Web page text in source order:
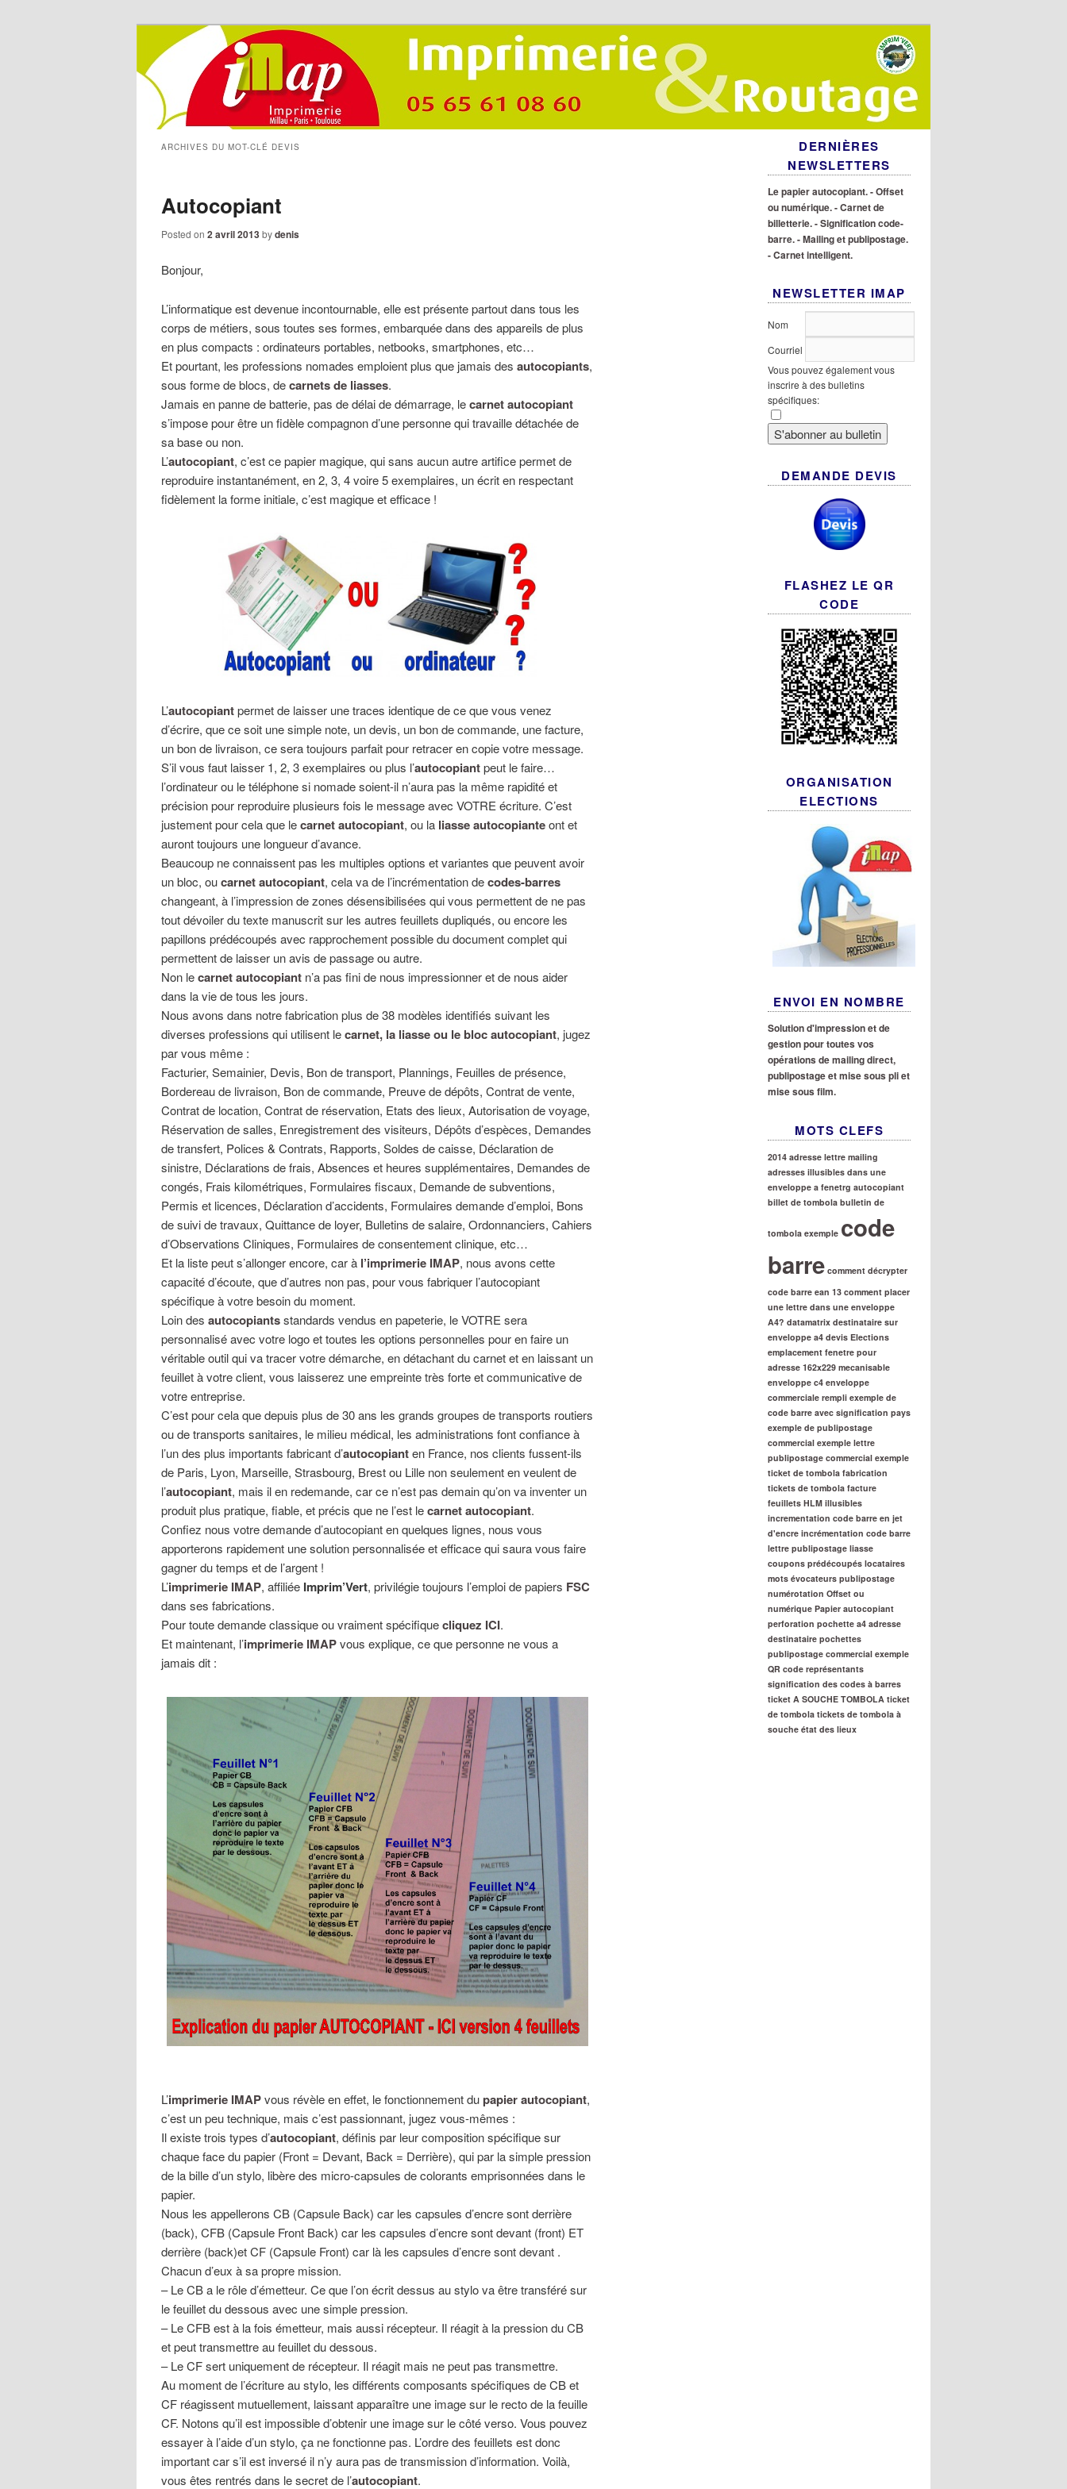
ARCHIVES DU MOT-CLÉ DEVIS
Autocopiant
Posted on2 avril 2013bydenis
Bonjour,
L’informatique est devenue incontournable, elle est présente partout dans tous les
corps de métiers, sous toutes ses formes, embarquée dans des appareils de plus
en plus compacts : ordinateurs portables, netbooks, smartphones, etc…
Et pourtant, les professions nomades emploient plus que jamais desautocopiants,
sous forme de blocs, decarnets de liasses.
Jamais en panne de batterie, pas de délai de démarrage, lecarnet autocopiant
s’impose pour être un fidèle compagnon d’une personne qui travaille détachée de
sa base ou non.
L’autocopiant, c’est ce papier magique, qui sans aucun autre artifice permet de
reproduire instantanément, en 2, 3, 4 voire 5 exemplaires, un écrit en respectant
fidèlement la forme initiale, c’est magique et efficace !
L’autocopiantpermet de laisser une traces identique de ce que vous venez
d’écrire, que ce soit une simple note, un devis, un bon de commande, une facture,
un bon de livraison, ce sera toujours parfait pour retracer en copie votre message.
S’il vous faut laisser 1, 2, 3 exemplaires ou plus l’autocopiantpeut le faire…
l’ordinateur ou le téléphone si nomade soient-il n’aura pas la même rapidité et
précision pour reproduire plusieurs fois le message avec VOTRE écriture. C’est
justement pour cela que lecarnet autocopiant, ou la liasse autocopianteont et
auront toujours une longueur d’avance.
Beaucoup ne connaissent pas les multiples options et variantes que peuvent avoir
un bloc, oucarnet autocopiant, cela va de l’incrémentation decodes-barres
changeant, à l’impression de zones désensibilisées qui vous permettent de ne pas
tout dévoiler du texte manuscrit sur les autres feuillets dupliqués, ou encore les
papillons prédécoupés avec rapprochement possible du document complet qui
permettent de laisser un avis de passage ou autre.
Non lecarnet autocopiant n’a pas fini de nous impressionner et de nous aider
dans la vie de tous les jours.
Nous avons dans notre fabrication plus de 38 modèles identifiés suivant les
diverses professions qui utilisent lecarnet, la liasse ou le bloc autocopiant, jugez
par vous même :
Facturier, Semainier, Devis, Bon de transport, Plannings, Feuilles de présence,
Bordereau de livraison, Bon de commande, Preuve de dépôts, Contrat de vente,
Contrat de location, Contrat de réservation, Etats des lieux, Autorisation de voyage,
Réservation de salles, Enregistrement des visiteurs, Dépôts d’espèces, Demandes
de transfert, Polices & Contrats, Rapports, Soldes de caisse, Déclaration de
sinistre, Déclarations de frais, Absences et heures supplémentaires, Demandes de
congés, Frais kilométriques, Formulaires fiscaux, Demande de subventions,
Permis et licences, Déclaration d’accidents, Formulaires demande d’emploi, Bons
de suivi de travaux, Quittance de loyer, Bulletins de salaire, Ordonnanciers, Cahiers
d’Observations Cliniques, Formulaires de consentement clinique, etc…
Et la liste peut s’allonger encore, car à l’imprimerie IMAP, nous avons cette
capacité d’écoute, que d’autres non pas, pour vous fabriquer l’autocopiant
spécifique à votre besoin du moment.
Loin desautocopiantsstandards vendus en papeterie, le VOTRE sera
personnalisé avec votre logo et toutes les options personnelles pour en faire un
véritable outil qui va tracer votre démarche, en détachant du carnet et en laissant un
feuillet à votre client, vous laisserez une empreinte très forte et communicative de
votre entreprise.
C’est pour cela que depuis plus de 30 ans les grands groupes de transports routiers
ou de transports sanitaires, le milieu médical, les administrations font confiance à
l’un des plus importants fabricant d’autocopianten France, nos clients fussent-ils
de Paris, Lyon, Marseille, Strasbourg, Brest ou Lille non seulement en veulent de
l’autocopiant, mais il en redemande, car ce n’est pas demain qu’on va inventer un
produit plus pratique, fiable, et précis que ne l’est lecarnet autocopiant.
Confiez nous votre demande d’autocopiant en quelques lignes, nous vous
apporterons rapidement une solution personnalisée et efficace qui saura vous faire
gagner du temps et de l’argent !
L’imprimerie IMAP, affiliée Imprim’Vert, privilégie toujours l’emploi de papiers FSC
dans ses fabrications.
Pour toute demande classique ou vraiment spécifiquecliquez ICI.
Et maintenant, l’imprimerie IMAPvous explique, ce que personne ne vous a
jamais dit :
L’imprimerie IMAPvous révèle en effet, le fonctionnement dupapier autocopiant,
c’est un peu technique, mais c’est passionnant, jugez vous-mêmes :
Il existe trois types d’autocopiant, définis par leur composition spécifique sur
chaque face du papier (Front = Devant, Back = Derrière), qui par la simple pression
de la bille d’un stylo, libère des micro-capsules de colorants emprisonnées dans le
papier.
Nous les appellerons CB (Capsule Back) car les capsules d’encre sont derrière
(back), CFB (Capsule Front Back) car les capsules d’encre sont devant (front) ET
derrière (back)et CF (Capsule Front) car là les capsules d’encre sont devant .
Chacun d’eux à sa propre mission.
– Le CB a le rôle d’émetteur. Ce que l’on écrit dessus au stylo va être transféré sur
le feuillet du dessous avec une simple pression.
– Le CFB est à la fois émetteur, mais aussi récepteur. Il réagit à la pression du CB
et peut transmettre au feuillet du dessous.
– Le CF sert uniquement de récepteur. Il réagit mais ne peut pas transmettre.
Au moment de l’écriture au stylo, les différents composants spécifiques de CB et
CF réagissent mutuellement, laissant apparaître une image sur le recto de la feuille
CF. Notons qu’il est impossible d’obtenir une image sur le côté verso. Vous pouvez
essayer à l’aide d’un stylo, ça ne fonctionne pas. L’ordre des feuillets est donc
important car s’il est inversé il n’y aura pas de transmission d’information. Voilà,
vous êtes rentrés dans le secret de l’autocopiant.
DERNIÈRES
NEWSLETTERS
Le papier autocopiant.- Offset
ou numérique.- Carnet de
billetterie.- Signification code-
barre.- Mailing et publipostage.
- Carnet intelligent.
NEWSLETTER IMAP
Nom
Courriel
Vous pouvez également vous
inscrire à des bulletins
spécifiques:
DEMANDE DEVIS
FLASHEZ LE QR
CODE
ORGANISATION
ELECTIONS
ENVOI EN NOMBRE
Solution d'impression et de
gestion pour toutes vos
opérations de mailing direct,
publipostage et mise sous pli et
mise sous film.
MOTS CLEFS
2014 adresse lettre mailing
adresses illusibles dans une
enveloppe a fenetrg autocopiant
billet de tombola bulletin de
tombola exemple code
barre comment décrypter
code barre ean 13 comment placer
une lettre dans une enveloppe
A4? datamatrix destinataire sur
enveloppe a4 devis Elections
emplacement fenetre pour
adresse 162x229 mecanisable
enveloppe c4 enveloppe
commerciale rempli exemple de
code barre avec signification pays
exemple de publipostage
commercial exemple lettre
publipostage commercial exemple
ticket de tombola fabrication
tickets de tombola facture
feuillets HLM illusibles
incrementation code barre en jet
d'encre incrémentation code barre
lettre publipostage liasse
coupons prédécoupés locataires
mots évocateurs publipostage
numérotation Offset ou
numérique Papier autocopiant
perforation pochette a4 adresse
destinataire pochettes
publipostage commercial exemple
QR code représentants
signification des codes à barres
ticket A SOUCHE TOMBOLA ticket
de tombola tickets de tombola à
souche état des lieux